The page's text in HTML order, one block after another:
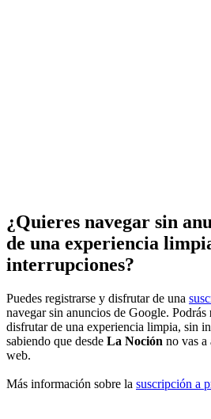
¿Quieres navegar sin
de una experiencia
interrupciones?
Puedes registrarse y disfrutar de una
navegar sin anuncios de Google. Podrás
disfrutar de una experiencia limpia, sin
sabiendo que desde La Noción no vas a
web.
Más información sobre la suscripción a